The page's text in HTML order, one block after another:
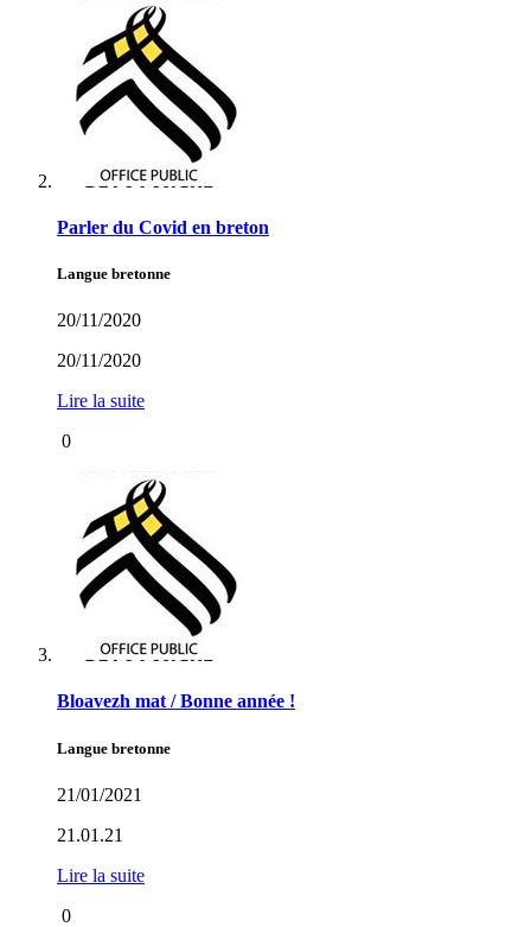
Parler du Covid en breton
Langue bretonne
20/11/2020
20/11/2020
Lire la suite
0
Bloavezh mat / Bonne année !
Langue bretonne
21/01/2021
21.01.21
Lire la suite
0